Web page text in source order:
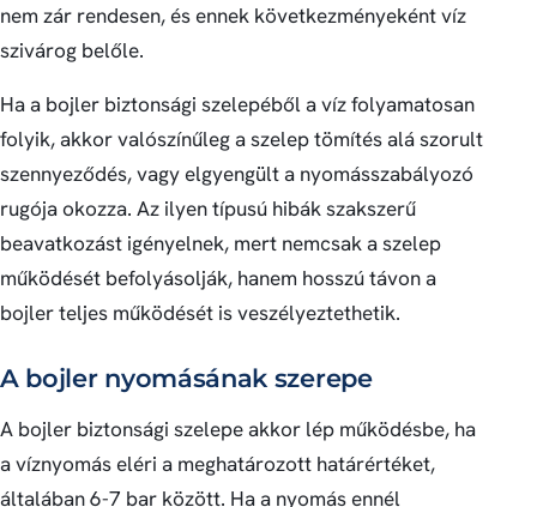
nem zár rendesen, és ennek következményeként víz
szivárog belőle.
Ha a bojler biztonsági szelepéből a víz folyamatosan
folyik, akkor valószínűleg a szelep tömítés alá szorult
szennyeződés, vagy elgyengült a nyomásszabályozó
rugója okozza. Az ilyen típusú hibák szakszerű
beavatkozást igényelnek, mert nemcsak a szelep
működését befolyásolják, hanem hosszú távon a
bojler teljes működését is veszélyeztethetik.
A bojler nyomásának szerepe
A bojler biztonsági szelepe akkor lép működésbe, ha
a víznyomás eléri a meghatározott határértéket,
általában 6-7 bar között. Ha a nyomás ennél